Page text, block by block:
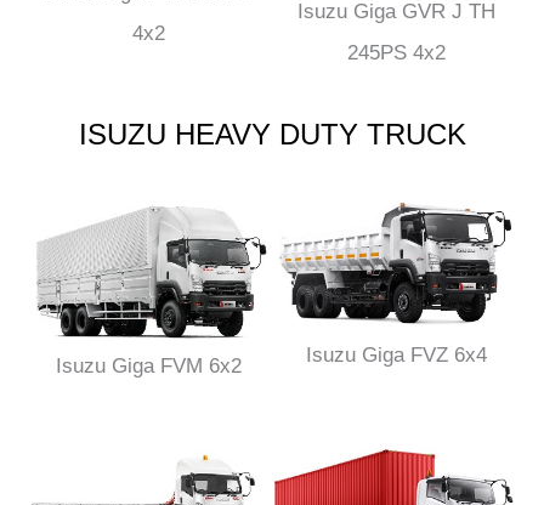
4x2
Isuzu Giga GVR J TH
245PS 4x2
ISUZU HEAVY DUTY TRUCK
Isuzu Giga FVM 6x2 Isuzu Giga FVZ 6x4